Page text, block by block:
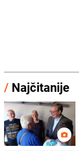
/ Najčitanije